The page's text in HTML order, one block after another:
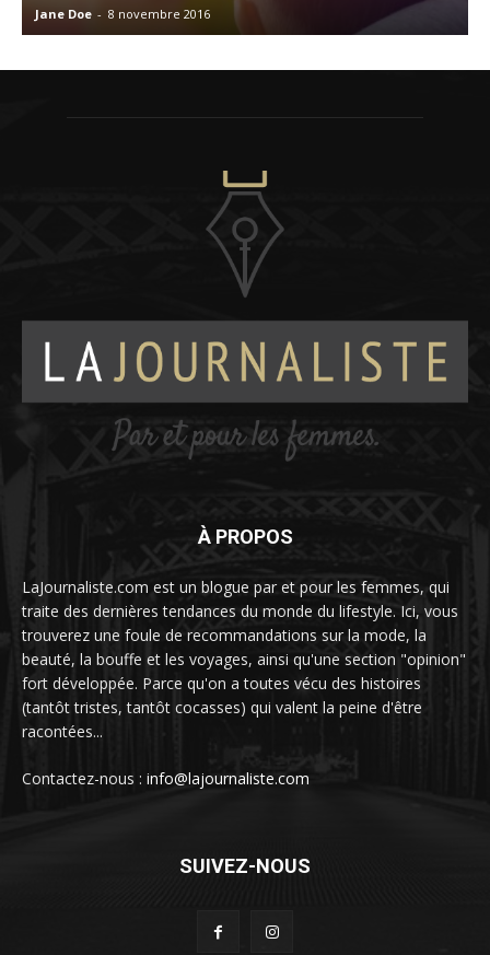
Jane Doe - 8 novembre 2016
À PROPOS
LaJournaliste.com est un blogue par et pour les femmes, qui
traite des dernières tendances du monde du lifestyle. Ici, vous
trouverez une foule de recommandations sur la mode, la
beauté, la bouffe et les voyages, ainsi qu'une section "opinion"
fort développée. Parce qu'on a toutes vécu des histoires
(tantôt tristes, tantôt cocasses) qui valent la peine d'être
racontées...
Contactez-nous : info@lajournaliste.com
SUIVEZ-NOUS